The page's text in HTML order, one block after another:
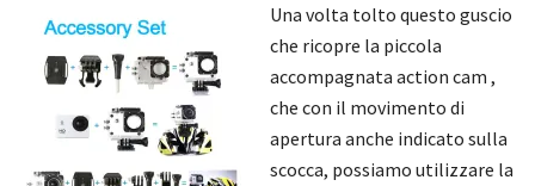
Una volta tolto questo guscio
che ricopre la piccola
accompagnata action cam ,
che con il movimento di
apertura anche indicato sulla
scocca, possiamo utilizzare la